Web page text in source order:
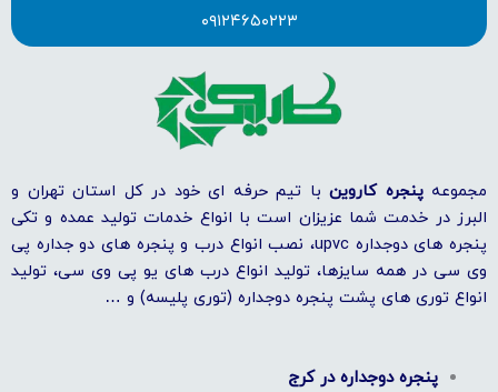
۰۹۱۲۴۶۵۰۲۲۳
مجموعهپنجره کاروین با تیم حرفه ای خود در کل استان تهران و
البرز در خدمت شما عزیزان است با انواع خدمات تولید عمده و تکی
پنجره های دوجداره upvc، نصب انواع درب و پنجره های دو جداره پی
وی سی در همه سایزها، تولید انواع درب های یو پی وی سی، تولید
انواع توری های پشت پنجره دوجداره (توری پلیسه) و …
پنجره دوجداره در ​کرج